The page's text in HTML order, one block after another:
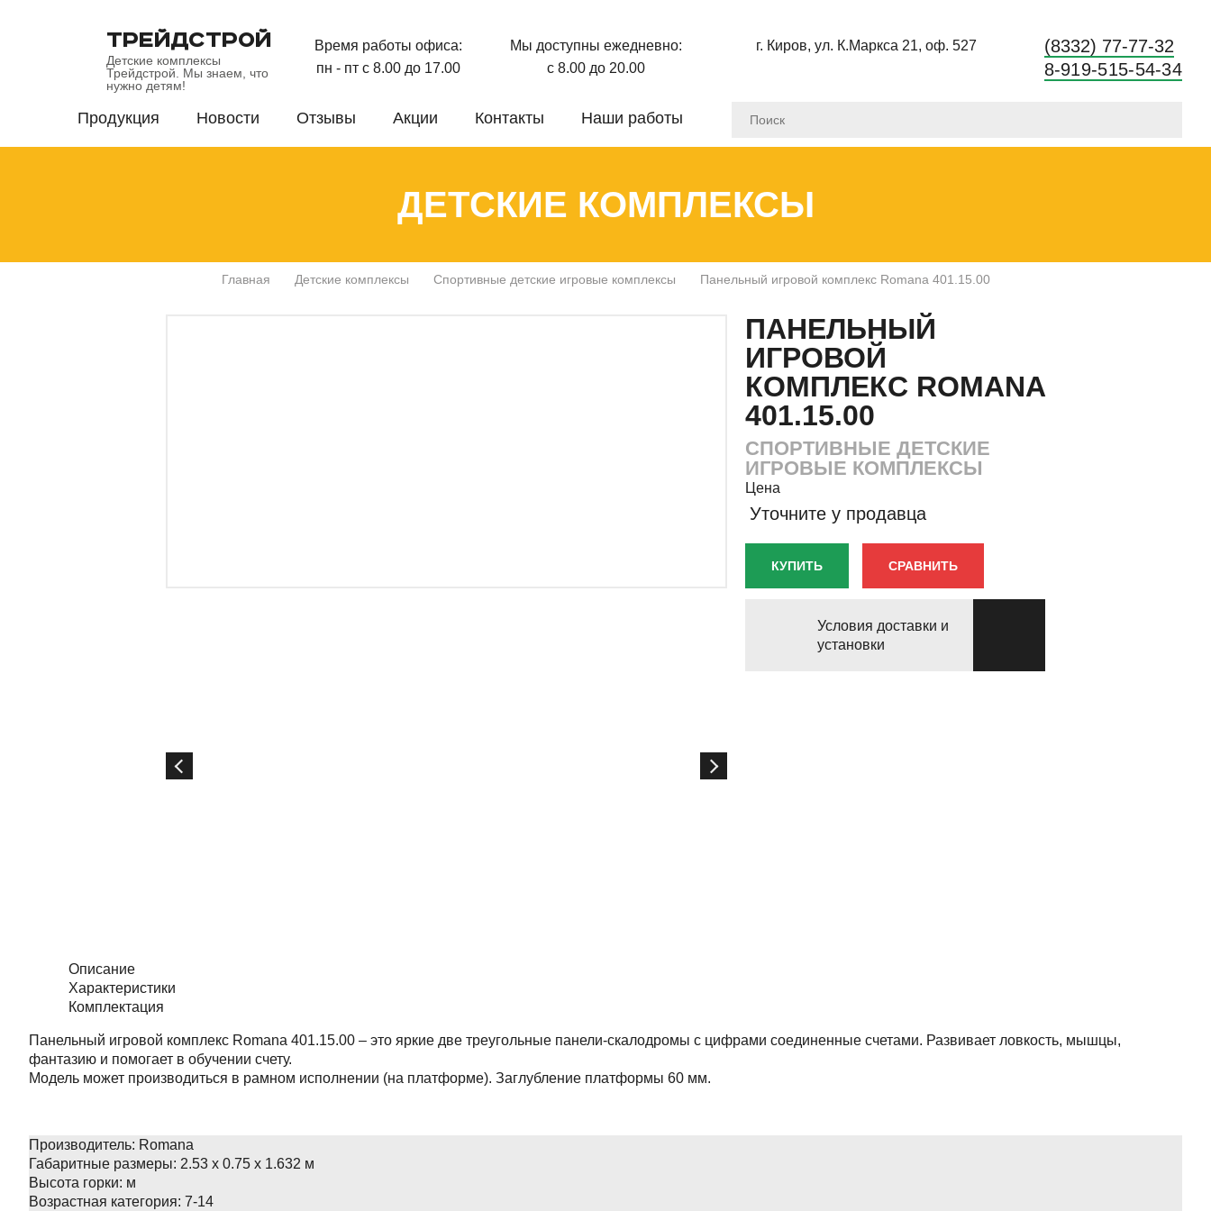
ТРЕЙДСТРОЙ
Детские комплексы
Трейдстрой. Мы знаем, что
нужно детям!
(8332) 77-77-32
8-919-515-54-34
г. Киров, ул. К.Маркса 21, оф. 527
Время работы офиса:
пн - пт с 8.00 до 17.00
Мы доступны ежедневно:
с 8.00 до 20.00
Продукция Новости Отзывы Акции Контакты Наши работы
ДЕТСКИЕ КОМПЛЕКСЫ
Главная Детские комплексы Спортивные детские игровые комплексы Панельный игровой комплекс Romana 401.15.00
ПАНЕЛЬНЫЙ
ИГРОВОЙ
КОМПЛЕКС ROMANA
401.15.00
СПОРТИВНЫЕ ДЕТСКИЕ
ИГРОВЫЕ КОМПЛЕКСЫ
Цена
Уточните у продавца
КУПИТЬ СРАВНИТЬ
Условия доставки и
установки
Описание
Характеристики
Комплектация
Панельный игровой комплекс Romana 401.15.00 – это яркие две треугольные панели-скалодромы с цифрами соединенные счетами. Развивает ловкость, мышцы,
фантазию и помогает в обучении счету.
Модель может производиться в рамном исполнении (на платформе). Заглубление платформы 60 мм.
Производитель: Romana
Габаритные размеры: 2.53 х 0.75 х 1.632 м
Высота горки: м
Возрастная категория: 7-14